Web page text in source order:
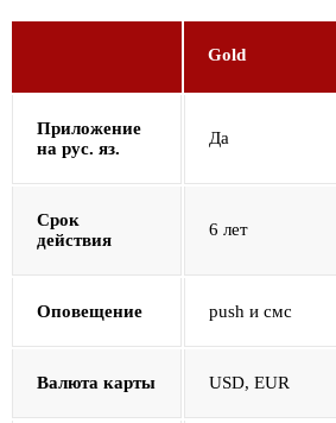
Gold
Приложение
на рус. яз.
Да
Срок
действия
6 лет
Оповещение push и смс
Валюта карты USD, EUR